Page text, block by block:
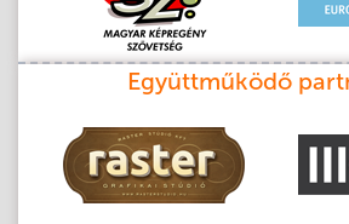
Együttműködő